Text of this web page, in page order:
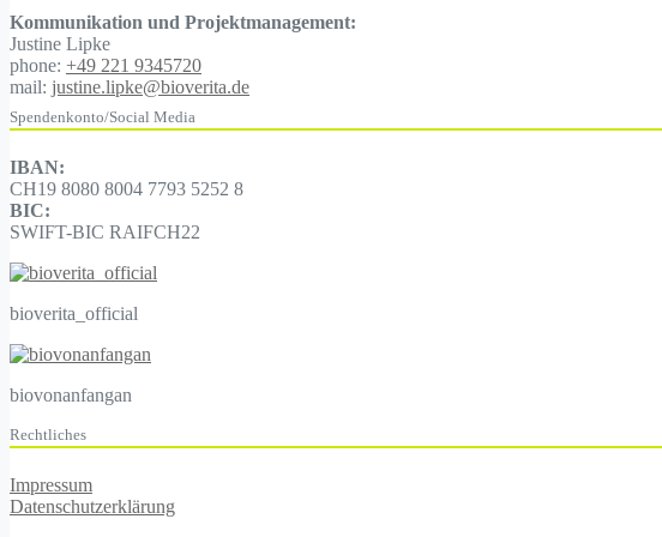
Kommunikation und Projektmanagement:
Justine Lipke
phone: +49 221 9345720
mail: justine.lipke@bioverita.de
Spendenkonto/Social Media
IBAN:
CH19 8080 8004 7793 5252 8
BIC:
SWIFT-BIC RAIFCH22
bioverita_official
biovonanfangan
Rechtliches
Impressum
Datenschutzerklärung